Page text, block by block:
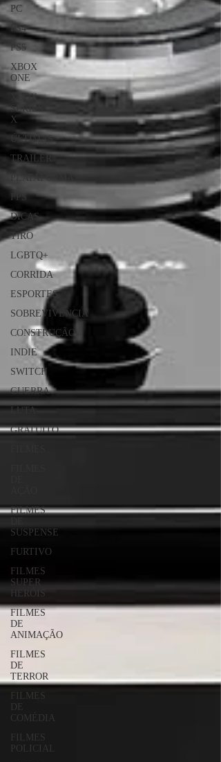
PC
PS4
PS5
XBOX
ONE
XBOX
SERIES
X
ÚLTIMAS
TRAILER
PLATAFORMA
FPS
DICAS
TIRO
LGBTQ+
CORRIDA
ESPORTES
SOBREVIVÊNCIA
CONSTRUÇÃO
INDIE
SWITCH
GUERRA
LUTA
GRATUITO
FILMES
SUSPENSE
FURTIVO
FILMES
SUPER
HERÓIS
FILMES
DE
ANIMAÇÃO
FILMES
DE
TERROR
FILMES
DE
COMÉDIA
FILMES
POLICIAL